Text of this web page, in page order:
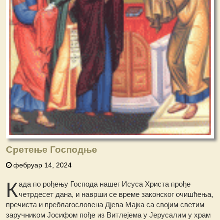
Сретење Господње
фебруар 14, 2024
Када пo рођењу Господа нашег Исуса Христа прође
четрдесет дана, и наврши се време законског очишћења,
пречиста и преблагословена Дјева Мајка са својим светим
заручником Јосифом пође из Витлејема у Јерусалим у храм